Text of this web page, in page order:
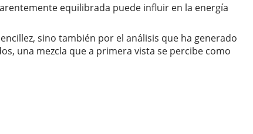
equilibrada puede influir en la energía
sino también por el análisis que ha generado
una mezcla que a primera vista se percibe como